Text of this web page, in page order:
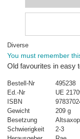
Diverse
You must remember
Old favourites in easy
Bestell-Nr
495238
Ed.-Nr
UE
ISBN
Gewicht
209 g
Besetzung
Schwierigkeit
2-3